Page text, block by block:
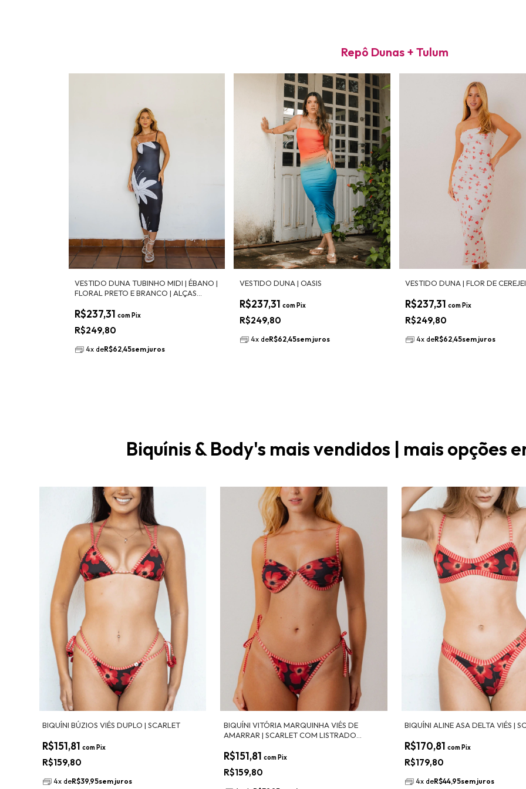
Repô Dunas + Tulum
VESTIDO DUNA TUBINHO MIDI | ÉBANO |
FLORAL PRETO E BRANCO | ALÇAS
R$249,80
R$237,31 com Pix
4x deR$62,45sem juros
VESTIDO DUNA | OASIS
R$249,80
R$237,31com Pix
4x deR$62,45sem juros
VESTIDO DUNA | FLOR DE
R$249,80
R$237,31 com Pix
4x deR$62,45sem juros
Biquínis & Body's mais vendidos | mais opções
BIQUÍNI BÚZIOS VIÉS DUPLO | SCARLET
R$159,80
R$151,81 com Pix
4x deR$39,95sem juros
BIQUÍNI VITÓRIA MARQUINHA VIÉS DE
AMARRAR | SCARLET COM LISTRADO
R$159,80
R$151,81 com Pix
BIQUÍNI ALINE ASA DELTA VIÉS |
R$179,80
R$170,81 com Pix
4x deR$44,95sem juros